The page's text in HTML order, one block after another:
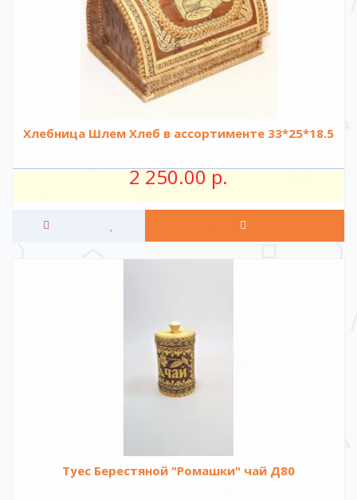
Хлебница Шлем Хлеб в ассортименте 33*25*18.5
2 250.00 р.
Туес Берестяной "Ромашки" чай Д80